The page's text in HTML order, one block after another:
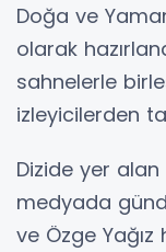
Doğa ve
olarak
sahnelerle
izleyicilerden
Dizide yer alan
medyada
ve Özge Yağız